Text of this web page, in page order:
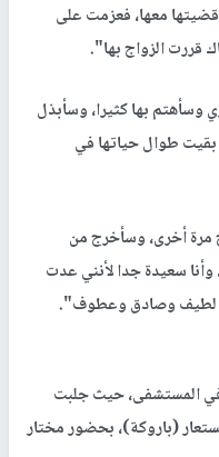
قضيتها معها، فعزمت على
قررت الزواج بها".
بها كثيرا، وسأبذل
طوال حياتها في
مرة أخرى، وسأخرج من
سعيدة جدا لأنني عدت
لطيف وصادق وعطوف".
المستشفى، حيث جلبت
(باروكة)، بحضور مختار